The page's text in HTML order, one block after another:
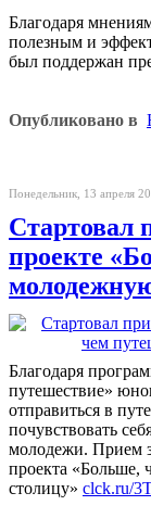
Благодаря
полезным и
был поддержан
Опубликовано в
Понедельник, 13 апреля
Стартовал
проекте
Благодаря
путешествие»
отправиться в
почувствовать
молодежи. Прием
проекта «Больше,
столицу» clck.ru/